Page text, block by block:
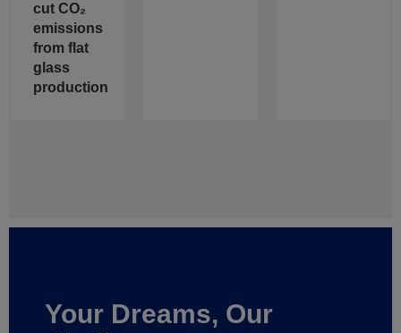
cut CO₂
emissions
from flat
glass
production
Your Dreams, Our